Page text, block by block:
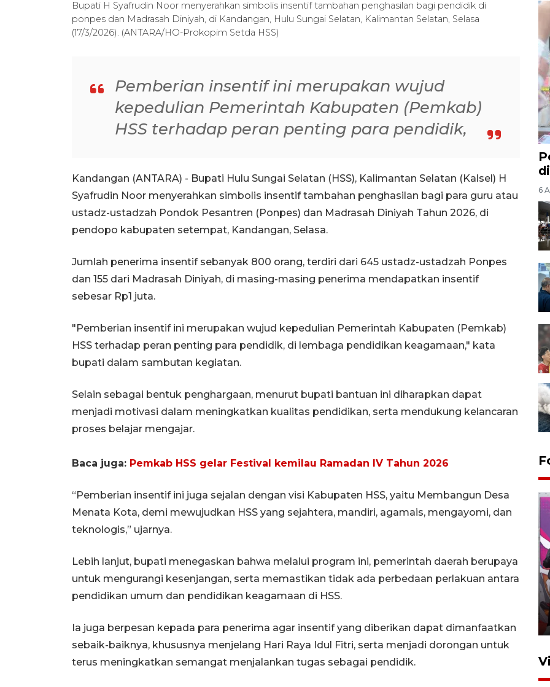
Bupati H Syafrudin Noor menyerahkan simbolis insentif tambahan penghasilan bagi pendidik di
ponpes dan Madrasah Diniyah, di Kandangan, Hulu Sungai Selatan, Kalimantan Selatan, Selasa
(17/3/2026). (ANTARA/HO-Prokopim Setda HSS)
Pemberian insentif ini merupakan wujud
kepedulian Pemerintah Kabupaten (Pemkab)
HSS terhadap peran penting para pendidik,
Kandangan (ANTARA) - Bupati Hulu Sungai Selatan (HSS), Kalimantan Selatan (Kalsel) H
Syafrudin Noor menyerahkan simbolis insentif tambahan penghasilan bagi para guru atau
ustadz-ustadzah Pondok Pesantren (Ponpes) dan Madrasah Diniyah Tahun 2026, di
pendopo kabupaten setempat, Kandangan, Selasa.
Jumlah penerima insentif sebanyak 800 orang, terdiri dari 645 ustadz-ustadzah Ponpes
dan 155 dari Madrasah Diniyah, di masing-masing penerima mendapatkan insentif
sebesar Rp1 juta.
"Pemberian insentif ini merupakan wujud kepedulian Pemerintah Kabupaten (Pemkab)
HSS terhadap peran penting para pendidik, di lembaga pendidikan keagamaan," kata
bupati dalam sambutan kegiatan.
Selain sebagai bentuk penghargaan, menurut bupati bantuan ini diharapkan dapat
menjadi motivasi dalam meningkatkan kualitas pendidikan, serta mendukung kelancaran
proses belajar mengajar.
Baca juga: Pemkab HSS gelar Festival kemilau Ramadan IV Tahun 2026
“Pemberian insentif ini juga sejalan dengan visi Kabupaten HSS, yaitu Membangun Desa
Menata Kota, demi mewujudkan HSS yang sejahtera, mandiri, agamais, mengayomi, dan
teknologis,” ujarnya.
Lebih lanjut, bupati menegaskan bahwa melalui program ini, pemerintah daerah berupaya
untuk mengurangi kesenjangan, serta memastikan tidak ada perbedaan perlakuan antara
pendidikan umum dan pendidikan keagamaan di HSS.
Ia juga berpesan kepada para penerima agar insentif yang diberikan dapat dimanfaatkan
sebaik-baiknya, khususnya menjelang Hari Raya Idul Fitri, serta menjadi dorongan untuk
terus meningkatkan semangat menjalankan tugas sebagai pendidik.
6
Ketua DPRD Syahrial hadiri
pembukaan Turnamen Sepak
Bola Usia Dini